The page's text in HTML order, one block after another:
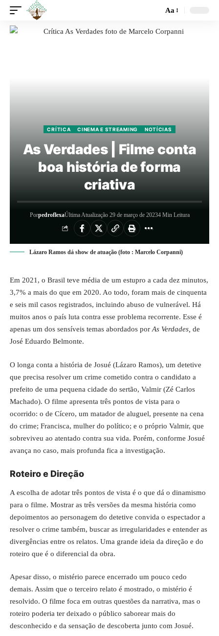
Aa
CRÍTICA CINEMA E STREAMING NOTÍCIAS
As Verdades | Filme conta
boa história de forma
criativa
PorpedroflexaÚltima Atualização 29 de março de 20234 Min Leitura
Lázaro Ramos dá show de atuação (foto : Marcelo Corpanni)
Em 2021, o Brasil teve média de um estupro a cada dez minutos,
3,7% a mais do que em 2020. Ao todo, foram mais de cinquenta
e seis mil casos registrados, incluindo abuso de vulnerável. Há
muitos anos o país luta contra esse problema recorrente. Esse é
apenas um dos sensíveis temas abordados por As Verdades, de
José Eduardo Belmonte.
O longa conta a história de Josué (Lázaro Ramos), um detetive
que precisa resolver um crime cometido contra o candidato a
prefeito de uma pequena cidade do sertão, Valmir (Zé Carlos
Machado). O filme apresenta três pontos de vista para o
ocorrido: o de Cícero, um matador de aluguel, presente na cena
do crime; Francisca, mulher do político; e o próprio Valmir, que
sobreviveu ao atentado contra sua vida. Porém, conforme Josué
avança no caso, mais profunda fica a investigação.
Roteiro e Direção
A escolha de adotar três pontos de vista é o que dá o dinamismo
para o filme. Mostrar as três versões da mesma história como
depoimentos ao personagem do detetive convida o espectador a
resolver o crime também, buscar as irregularidades e entender as
divergências entre os relatos. Uma grande ideia da direção e do
roteiro que é o diferencial da obra.
Apesar disso, o mistério parece encerrado um pouco cedo
demais. Assim que o terceiro relato é mostrado, o mistério é
resolvido. O filme foca em outras questões da narrativa, mas o
roteiro poderia ter deixado o público saborear mais do
desconhecido e da sensação de descoberta junto com Josué.